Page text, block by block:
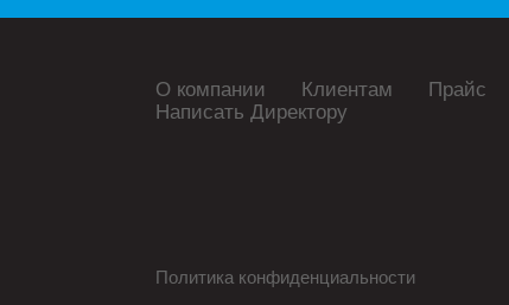
О компании Клиентам Прайс
Написать Директору
Политика конфиденциальности